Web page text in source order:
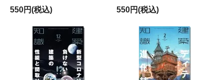
550円(税込)
550円(税込)